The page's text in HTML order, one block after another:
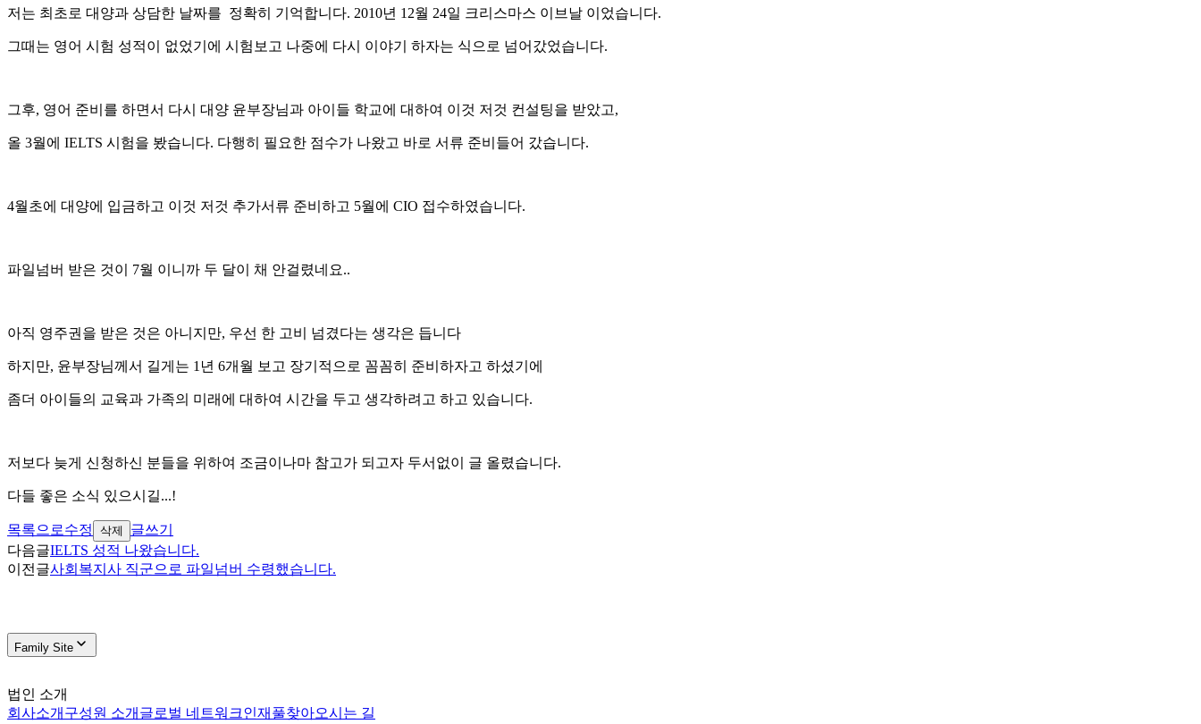
저는 최초로 대양과 상담한 날짜를 정확히 기억합니다. 2010년 12월 24일 크리스마스 이브날 이었습니다.
그때는 영어 시험 성적이 없었기에 시험보고 나중에 다시 이야기 하자는 식으로 넘어갔었습니다.
그후, 영어 준비를 하면서 다시 대양 윤부장님과 아이들 학교에 대하여 이것 저것 컨설팅을 받았고,
올 3월에 IELTS 시험을 봤습니다. 다행히 필요한 점수가 나왔고 바로 서류 준비들어 갔습니다.
4월초에 대양에 입금하고 이것 저것 추가서류 준비하고 5월에 CIO 접수하였습니다.
파일넘버 받은 것이 7월 이니까 두 달이 채 안걸렸네요..
아직 영주권을 받은 것은 아니지만, 우선 한 고비 넘겼다는 생각은 듭니다
하지만, 윤부장님께서 길게는 1년 6개월 보고 장기적으로 꼼꼼히 준비하자고 하셨기에
좀더 아이들의 교육과 가족의 미래에 대하여 시간을 두고 생각하려고 하고 있습니다.
저보다 늦게 신청하신 분들을 위하여 조금이나마 참고가 되고자 두서없이 글 올렸습니다.
다들 좋은 소식 있으시길...!
목록으로수정 삭제
글쓰기
다음글IELTS 성적 나왔습니다.
이전글사회복지사 직군으로 파일넘버 수령했습니다.
Family Site
법인 소개
회사소개 구성원 소개 글로벌 네트워크인재풀찾아오시는 길